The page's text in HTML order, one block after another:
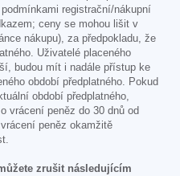
registrační/nákupní
ceny se mohou lišit v
nákupu), za předpokladu, že
Uživatelé placeného
budou mít i nadále přístup ke
období předplatného. Pokud
období předplatného,
vrácení peněz do 30 dnů od
peněz okamžitě
zrušit následujícím